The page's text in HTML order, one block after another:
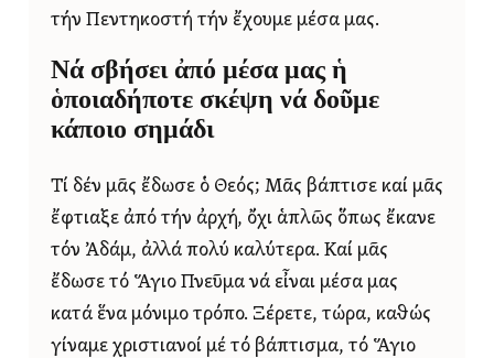
τήν Πεντηκοστή τήν ἔχουμε μέσα μας.
Νά σβήσει ἀπό μέσα μας ἡ
ὁποιαδήποτε σκέψη νά δοῦμε
κάποιο σημάδι
Τί δέν μᾶς ἔδωσε ὁ Θεός; Μᾶς βάπτισε καί μᾶς
ἔφτιαξε ἀπό τήν ἀρχή, ὄχι ἁπλῶς ὅπως ἔκανε
τόν Ἀδάμ, ἀλλά πολύ καλύτερα. Καί μᾶς
ἔδωσε τό Ἅγιο Πνεῦμα νά εἶναι μέσα μας
κατά ἕνα μόνιμο τρόπο. Ξέρετε, τώρα, καθώς
γίναμε χριστιανοί μέ τό βάπτισμα, τό Ἅγιο